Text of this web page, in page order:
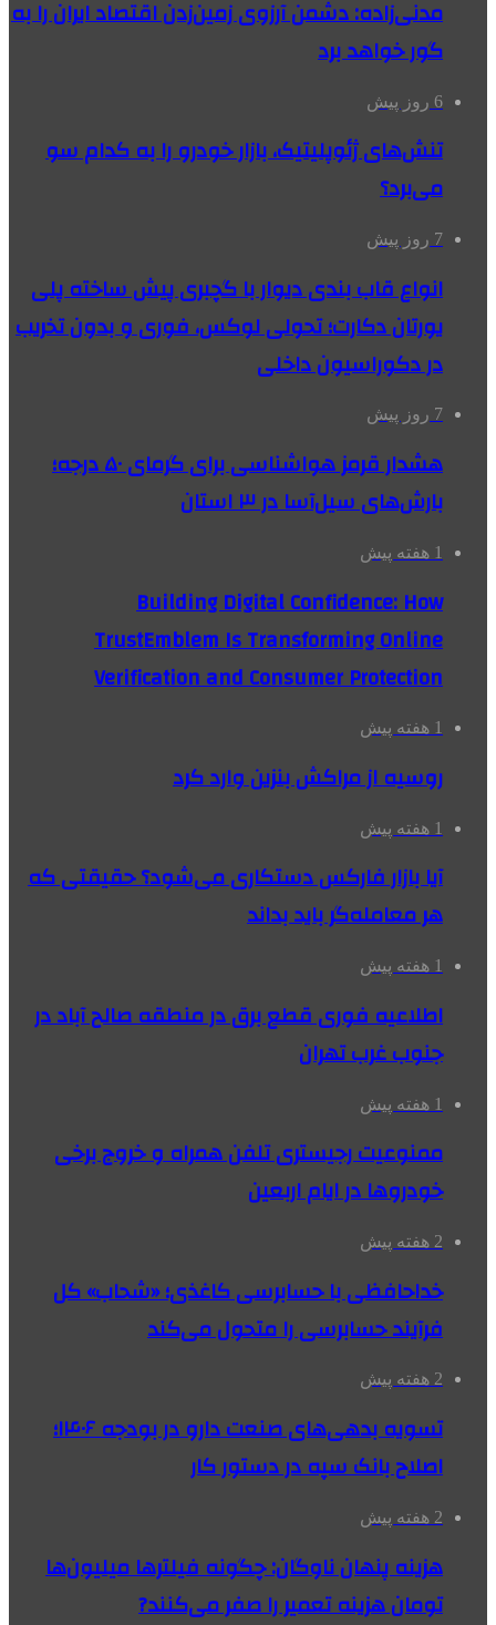
مدنی‌زاده: دشمن آرزوی زمین‌زدن اقتصاد ایران را به
گور خواهد برد
6 روز پیش
تنش‌های ژئوپلیتیک، بازار خودرو را به کدام سو
می‌برد؟
7 روز پیش
انواع قاب بندی دیوار با گچبری پیش ساخته پلی
یورتان دکارت؛ تحولی لوکس، فوری و بدون تخریب
در دکوراسیون داخلی
7 روز پیش
هشدار قرمز هواشناسی برای گرمای ۵۰ درجه؛
بارش‌های سیل‌آسا در ۳ استان
1 هفته پیش
Building Digital Confidence: How
TrustEmblem Is Transforming Online
Verification and Consumer Protection
1 هفته پیش
روسیه از مراکش بنزین وارد کرد
1 هفته پیش
آیا بازار فارکس دستکاری می‌شود؟ حقیقتی که
هر معامله‌گر باید بداند
1 هفته پیش
اطلاعیه فوری قطع برق در منطقه صالح آباد در
جنوب غرب تهران
1 هفته پیش
ممنوعیت رجیستری تلفن همراه و خروج برخی
خودروها در ایام اربعین
2 هفته پیش
خداحافظی با حسابرسی کاغذی؛ «شحاب» کل
فرآیند حسابرسی را متحول می‌کند
2 هفته پیش
تسویه بدهی‌های صنعت دارو در بودجه ۱۴۰۶؛
اصلاح بانک سپه در دستور کار
2 هفته پیش
هزینه پنهان ناوگان: چگونه فیلترها میلیون‌ها
تومان هزینه تعمیر را صفر می‌کنند?